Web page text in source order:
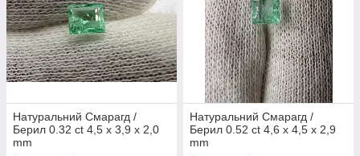
Натуральний Смарагд /
Берил 0.32 ct 4,5 х 3,9 х 2,0
mm
Натуральний Смарагд /
Берил 0.52 ct 4,6 х 4,5 х 2,9
mm